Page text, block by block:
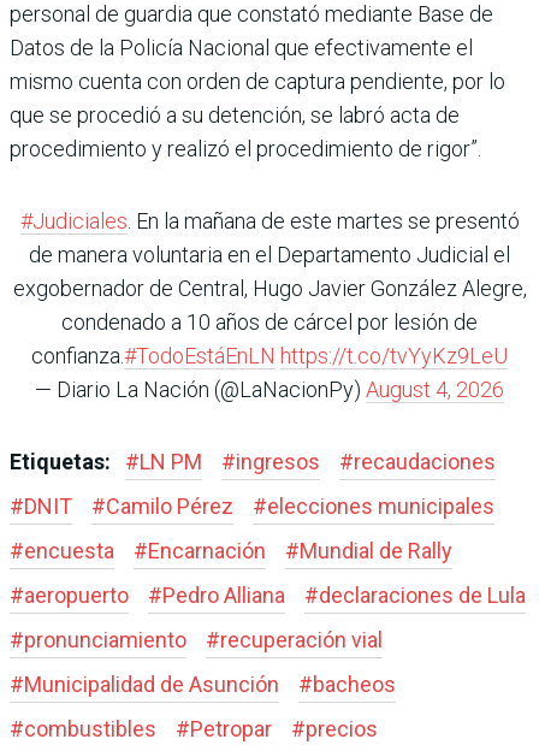
personal de guardia que constató mediante Base de
Datos de la Policía Nacional que efectivamente el
mismo cuenta con orden de captura pendiente, por lo
que se procedió a su detención, se labró acta de
procedimiento y realizó el procedimiento de rigor”.
#Judiciales . En la mañana de este martes se presentó
de manera voluntaria en el Departamento Judicial el
exgobernador de Central, Hugo Javier González Alegre,
condenado a 10 años de cárcel por lesión de
confianza.#TodoEstáEnLN https://t.co/tvYyKz9LeU
— Diario La Nación (@LaNacionPy) August 4, 2026
Etiquetas: #LN PM #ingresos #recaudaciones
#DNIT #Camilo Pérez #elecciones municipales
#encuesta #Encarnación #Mundial de Rally
#aeropuerto #Pedro Alliana #declaraciones de Lula
#pronunciamiento #recuperación vial
#Municipalidad de Asunción #bacheos
#combustibles #Petropar #precios